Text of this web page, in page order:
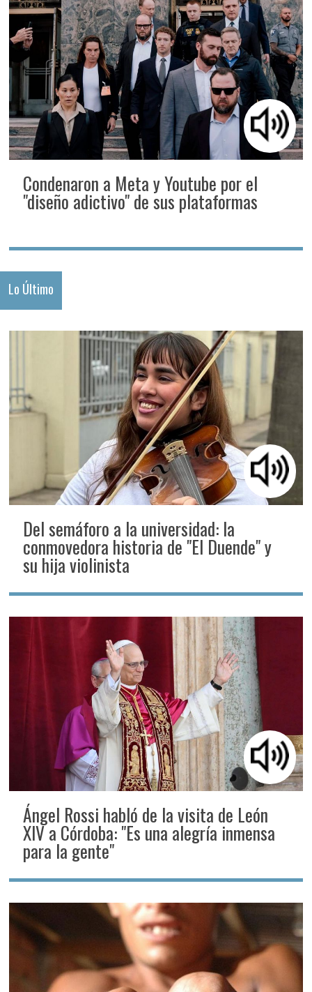
Condenaron a Meta y Youtube por el
"diseño adictivo" de sus plataformas
Lo Último
Del semáforo a la universidad: la
conmovedora historia de "El Duende" y
su hija violinista
Ángel Rossi habló de la visita de León
XIV a Córdoba: "Es una alegría inmensa
para la gente"